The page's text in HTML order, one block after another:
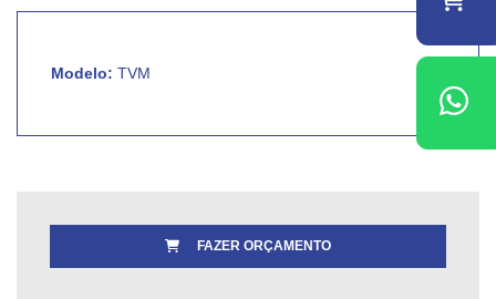
Modelo: TVM
FAZER ORÇAMENTO